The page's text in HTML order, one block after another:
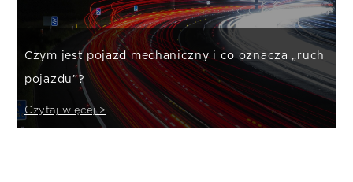
Czym jest pojazd mechaniczny i co oznacza „ruch
pojazdu”?
Czytaj więcej >